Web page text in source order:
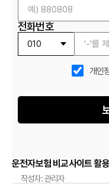
전화번호
개인
운전자보험 비교사이트 활
작성자: 관리자